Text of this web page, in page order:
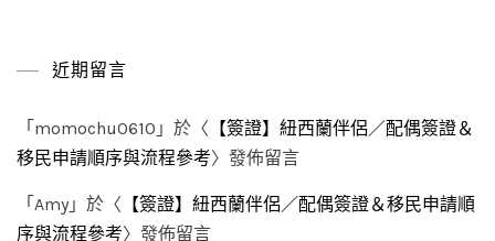
近期留言
「 momochu0610 」於〈 【簽證】紐西蘭伴侶／配偶簽證＆
移民申請順序與流程參考〉發佈留言
「 Amy 」於〈 【簽證】紐西蘭伴侶／配偶簽證＆移民申請順
序與流程參考〉發佈留言